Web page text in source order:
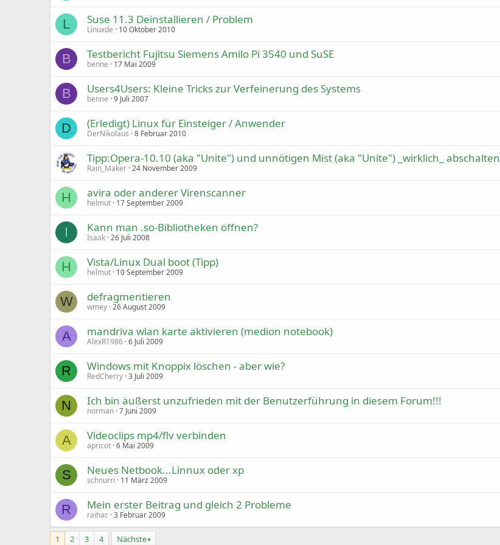
L Suse 11.3 Deinstallieren / Problem
Linuxde 10 Oktober 2010
B Testbericht Fujitsu Siemens Amilo Pi 3540 und SuSE
benne 17 Mai 2009
B Users4Users: Kleine Tricks zur Verfeinerung des Systems
benne 9 Juli 2007
D (Erledigt) Linux für Einsteiger / Anwender
DerNikolaus 8 Februar 2010
Tipp:Opera-10.10 (aka "Unite") und unnötigen Mist (aka "Unite") _wirklich_ abschalten
Rain_Maker 24 November 2009
H avira oder anderer Virenscanner
helmut 17 September 2009
I Kann man .so-Bibliotheken öffnen?
Isaak 26 Juli 2008
H Vista/Linux Dual boot (Tipp)
helmut 10 September 2009
W defragmentieren
wmey 26 August 2009
A mandriva wlan karte aktivieren (medion notebook)
AlexR1986 6 Juli 2009
R Windows mit Knoppix löschen - aber wie?
RedCherry 3 Juli 2009
N Ich bin äußerst unzufrieden mit der Benutzerführung in diesem Forum!!!
norman 7 Juni 2009
A Videoclips mp4/flv verbinden
apricot 6 Mai 2009
S Neues Netbook...Linnux oder xp
schnurri 11 März 2009
R Mein erster Beitrag und gleich 2 Probleme
raihac 3 Februar 2009
1 2 3 4 Nächste